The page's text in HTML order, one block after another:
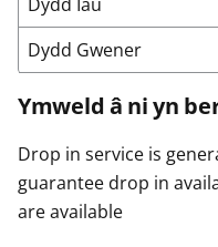
Dydd Gwener
Ymweld â ni yn
Drop in service is
guarantee drop in
are available